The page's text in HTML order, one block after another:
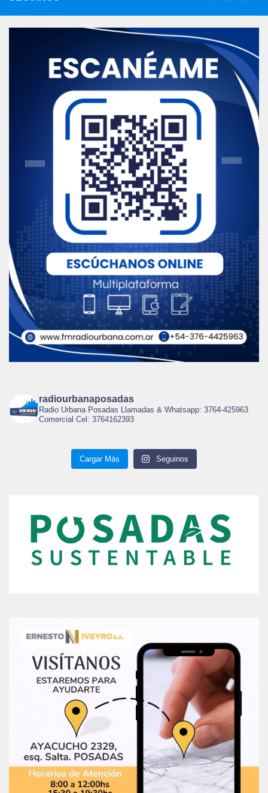
radiourbanaposadas
Radio Urbana Posadas Llamadas & Whatsapp: 3764-425963
Comercial Cel: 3764162393
Cargar Más Seguinos